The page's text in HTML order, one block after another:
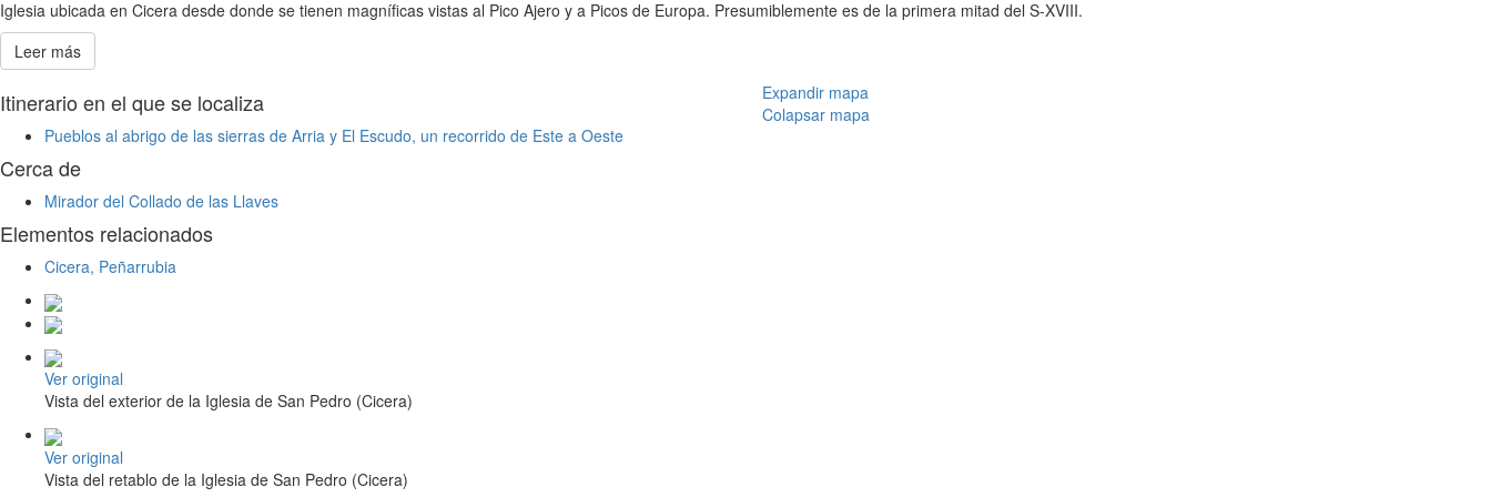
Iglesia ubicada en Cicera desde donde se tienen magníficas vistas al Pico Ajero y a Picos de Europa. Presumiblemente es de la primera mitad del S-XVIII.
Leer más
Itinerario en el que se localiza
Pueblos al abrigo de las sierras de Arria y El Escudo, un recorrido de Este a Oeste
Cerca de
Mirador del Collado de las Llaves
Elementos relacionados
Cicera, Peñarrubia
Expandir mapa
Colapsar mapa
Ver original
Vista del exterior de la Iglesia de San Pedro (Cicera)
Ver original
Vista del retablo de la Iglesia de San Pedro (Cicera)